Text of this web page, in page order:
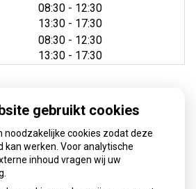
08:30 tot
- 12:30
13:30 tot
- 17:30
08:30 tot
- 12:30
13:30 tot
- 17:30
mogen voorschrijven,
vergeten ziekte meer: aantal
gebruikt cookies
noodzakelijke cookies zodat deze
kan werken. Voor analytische
inhoud vragen wij uw